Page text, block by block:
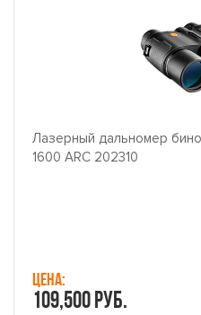
Лазерный дальномер
1600 ARC 202310
Цена:
109,500 руб.